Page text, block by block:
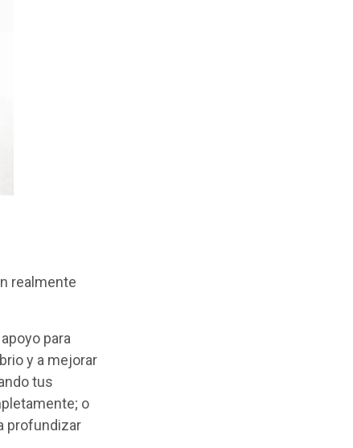
realmente
para
y a mejorar
tus
o
profundizar